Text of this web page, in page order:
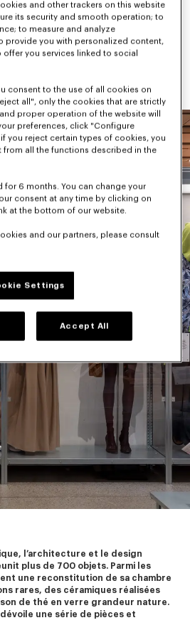
du streetwear et du luxe, NIGO
les plus influentes de la
l’architecture et le design
plus de 700 objets. Parmi les
une reconstitution de sa chambre
rares, des céramiques réalisées
de thé en verre grandeur nature.
une série de pièces et
and other trackers on this website
its security and smooth operation; to
to measure and analyze
provide you with personalized content,
you services linked to social
consent to the use of all cookies on
all", only the cookies that are strictly
proper operation of the website will
preferences, click "Configure
you reject certain types of cookies, you
from all the functions described in the
for 6 months. You can change your
consent at any time by clicking on
at the bottom of our website.
and our partners, please consult
Settings
Accept All